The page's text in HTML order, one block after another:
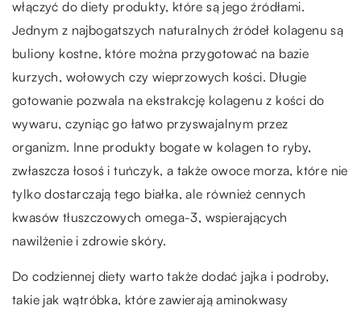
włączyć do diety produkty, które są jego źródłami.
Jednym z najbogatszych naturalnych źródeł kolagenu są
buliony kostne, które można przygotować na bazie
kurzych, wołowych czy wieprzowych kości. Długie
gotowanie pozwala na ekstrakcję kolagenu z kości do
wywaru, czyniąc go łatwo przyswajalnym przez
organizm. Inne produkty bogate w kolagen to ryby,
zwłaszcza łosoś i tuńczyk, a także owoce morza, które nie
tylko dostarczają tego białka, ale również cennych
kwasów tłuszczowych omega-3, wspierających
nawilżenie i zdrowie skóry.
Do codziennej diety warto także dodać jajka i podroby,
takie jak wątróbka, które zawierają aminokwasy